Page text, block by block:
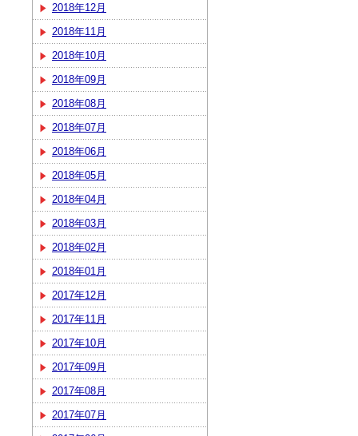
2018年12月
2018年11月
2018年10月
2018年09月
2018年08月
2018年07月
2018年06月
2018年05月
2018年04月
2018年03月
2018年02月
2018年01月
2017年12月
2017年11月
2017年10月
2017年09月
2017年08月
2017年07月